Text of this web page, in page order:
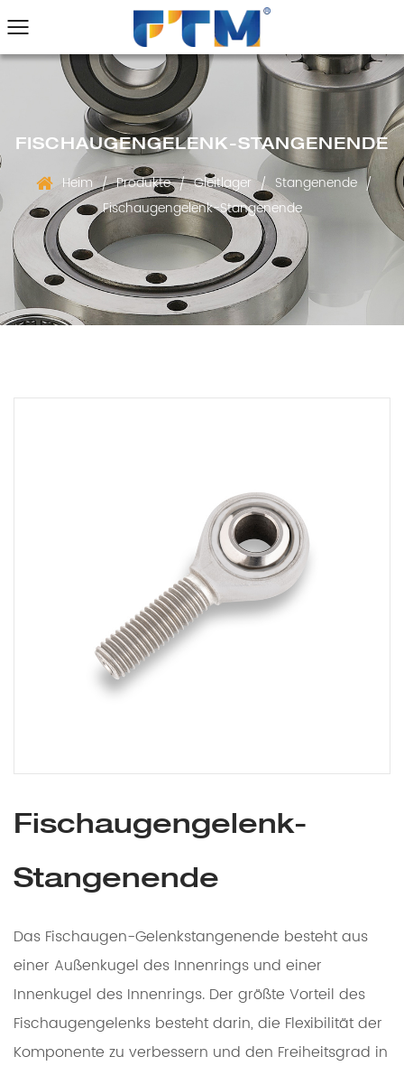
FISCHAUGENGELENK-STANGENENDE
Heim / Produkte / Gleitlager / Stangenende /
Fischaugengelenk-Stangenende
Fischaugengelenk-
Stangenende
Das Fischaugen-Gelenkstangenende besteht aus
einer Außenkugel des Innenrings und einer
Innenkugel des Innenrings. Der größte Vorteil des
Fischaugengelenks besteht darin, die Flexibilität der
Komponente zu verbessern und den Freiheitsgrad in